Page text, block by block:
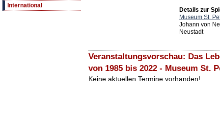
International
Details zur
Museum St.
Johann von
Neustadt
Veranstaltungsvorschau: Das
von 1985 bis 2022 - Museum St.
Keine aktuellen Termine vorhanden!